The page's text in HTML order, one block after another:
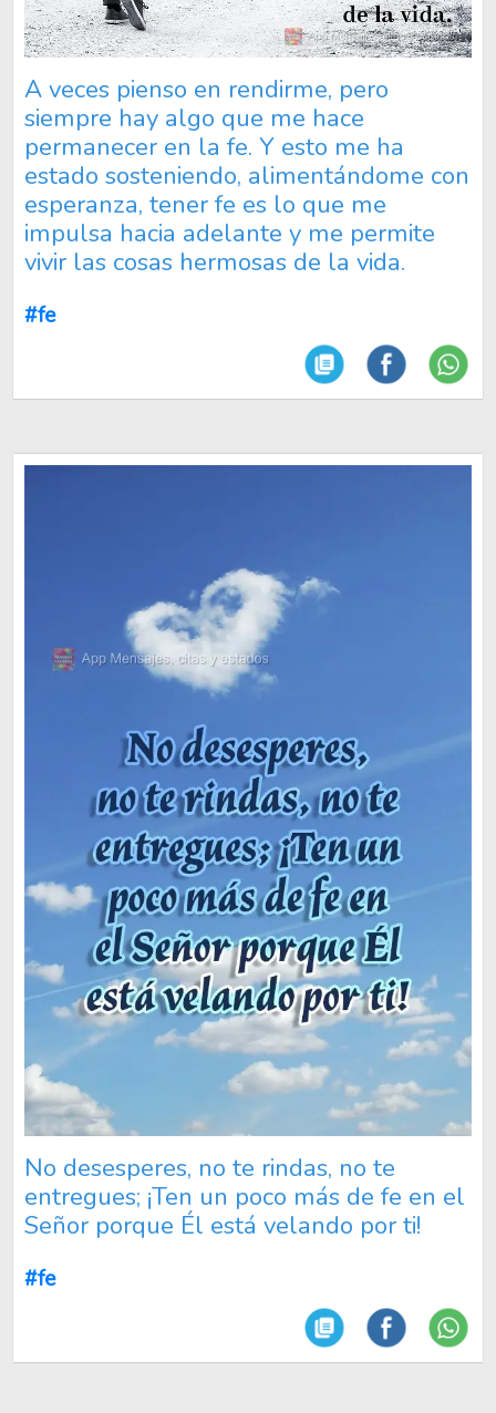
A veces pienso en rendirme, pero
siempre hay algo que me hace
permanecer en la fe. Y esto me ha
estado sosteniendo, alimentándome con
esperanza, tener fe es lo que me
impulsa hacia adelante y me permite
vivir las cosas hermosas de la vida.
#fe
No desesperes, no te rindas, no te
entregues; ¡Ten un poco más de fe en el
Señor porque Él está velando por ti!
#fe